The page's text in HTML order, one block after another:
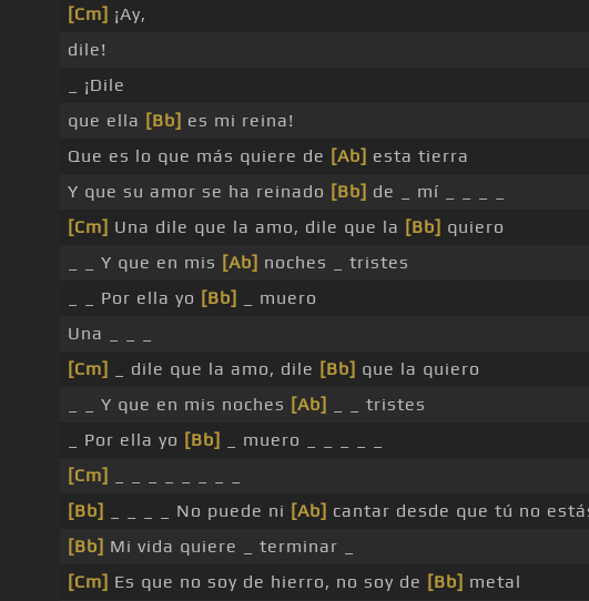
[Cm] ¡Ay,
dile!
_ ¡Dile
que ella [Bb] es mi reina!
Que es lo que más quiere de [Ab] esta tierra
Y que su amor se ha reinado [Bb] de _ mí _ _ _ _
[Cm] Una dile que la amo, dile que la [Bb] quiero
_ _ Y que en mis [Ab] noches _ tristes
_ _ Por ella yo [Bb]
_ muero
Una _ _ _
[Cm]
_ dile que la amo, dile [Bb] que la quiero
_ _ Y que en mis noches [Ab]
_ _ tristes
_ Por ella yo [Bb]
_ muero _ _ _ _ _
[Cm]
[Bb]
_ _ _ _ No puede ni [Ab] cantar desde que tú no
[Bb] Mi vida quiere _ terminar _
[Cm] Es que no soy de hierro, no soy de [Bb] metal